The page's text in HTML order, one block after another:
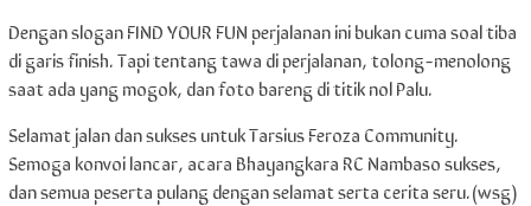
Dengan slogan FIND YOUR FUN perjalanan ini bukan cuma soal tiba
di garis finish. Tapi tentang tawa di perjalanan, tolong-menolong
saat ada yang mogok, dan foto bareng di titik nol Palu.
Selamat jalan dan sukses untuk Tarsius Feroza Community.
Semoga konvoi lancar, acara Bhayangkara RC Nambaso sukses,
dan semua peserta pulang dengan selamat serta cerita seru.(wsg)